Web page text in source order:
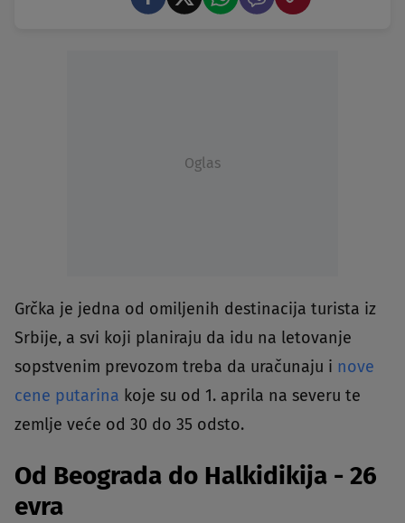
Oglas
Grčka je jedna od omiljenih destinacija turista iz
Srbije, a svi koji planiraju da idu na letovanje
sopstvenim prevozom treba da uračunaju i nove
cene putarina koje su od 1. aprila na severu te
zemlje veće od 30 do 35 odsto.
Od Beograda do Halkidikija - 26
evra